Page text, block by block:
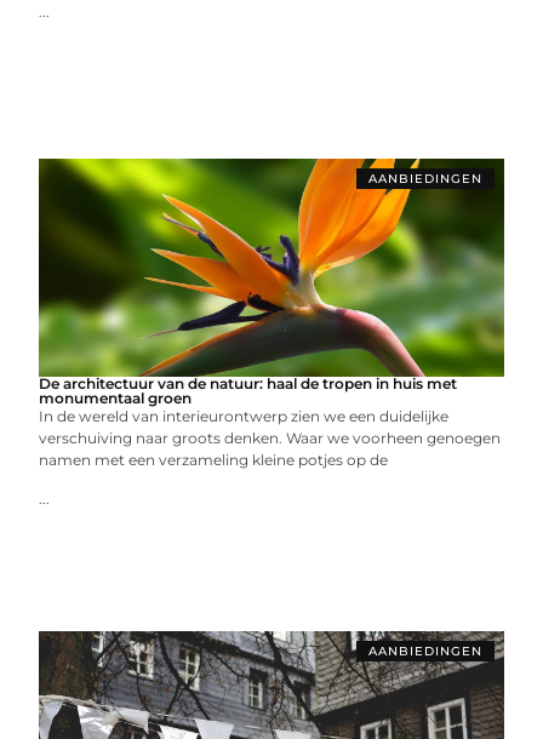
...
AANBIEDINGEN
De architectuur van de natuur: haal de tropen in huis met
monumentaal groen
In de wereld van interieurontwerp zien we een duidelijke
verschuiving naar groots denken. Waar we voorheen genoegen
namen met een verzameling kleine potjes op de
...
AANBIEDINGEN